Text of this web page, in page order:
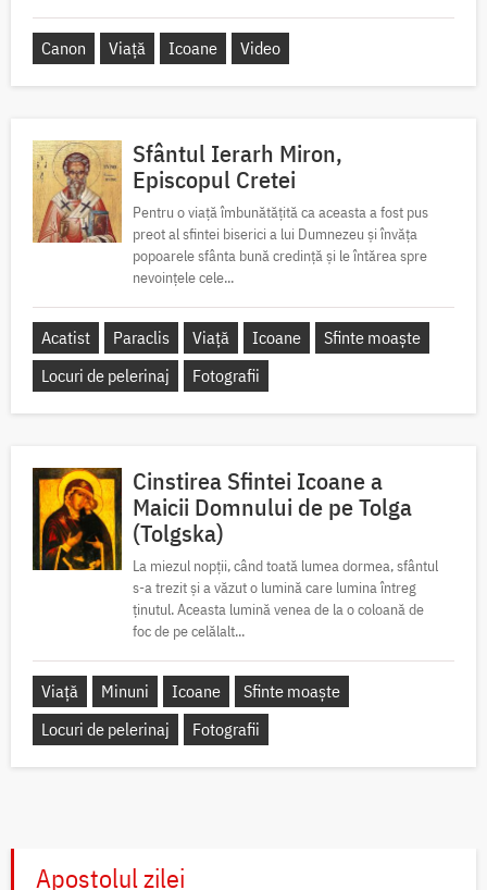
Canon Viață Icoane Video
Sfântul Ierarh Miron,
Episcopul Cretei
Pentru o viață îmbunătățită ca aceasta a fost pus
preot al sfintei biserici a lui Dumnezeu și învăța
popoarele sfânta bună credință și le întărea spre
nevoințele cele...
Acatist Paraclis Viață Icoane
Sfinte moaște
Locuri de pelerinaj
Fotografii
Cinstirea Sfintei Icoane a
Maicii Domnului de pe Tolga
(Tolgska)
La miezul nopții, când toată lumea dormea, sfântul
s-a trezit și a văzut o lumină care lumina întreg
ținutul. Aceasta lumină venea de la o coloană de
foc de pe celălalt...
Viață Minuni Icoane
Sfinte moaște
Locuri de pelerinaj
Fotografii
Apostolul zilei